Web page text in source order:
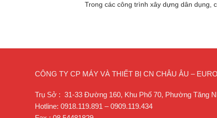
Trong các công trình xây dựng dân dụng,
CÔNG TY CP MÁY VÀ THIẾT BỊ CN CHÂU ÂU –
Trụ Sở : 31-33 Đường 160, Khu Phố 70, Phường Tăng
Hotline: 0918.119.891 – 0909.119.434